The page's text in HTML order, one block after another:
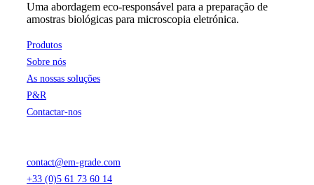
Uma abordagem eco-responsável para a preparação de
amostras biológicas para microscopia eletrónica.
Produtos
Sobre nós
As nossas soluções
P&R
Contactar-nos
contact@em-grade.com
+33 (0)5 61 73 60 14